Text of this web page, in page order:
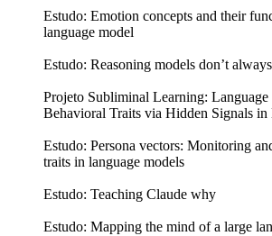
Estudo: Emotion concepts and their
language model
Estudo: Reasoning models don’t
Projeto Subliminal Learning:
Behavioral Traits via Hidden Signals in
Estudo: Persona vectors: Monitoring
traits in language models
Estudo: Teaching Claude why
Estudo: Mapping the mind of a large